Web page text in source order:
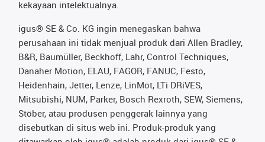
kekayaan intelektualnya.
igus® SE & Co. KG ingin menegaskan bahwa
perusahaan ini tidak menjual produk dari Allen Bradley,
B&R, Baumüller, Beckhoff, Lahr, Control Techniques,
Danaher Motion, ELAU, FAGOR, FANUC, Festo,
Heidenhain, Jetter, Lenze, LinMot, LTi DRiVES,
Mitsubishi, NUM, Parker, Bosch Rexroth, SEW, Siemens,
Stöber, atau produsen penggerak lainnya yang
disebutkan di situs web ini. Produk-produk yang